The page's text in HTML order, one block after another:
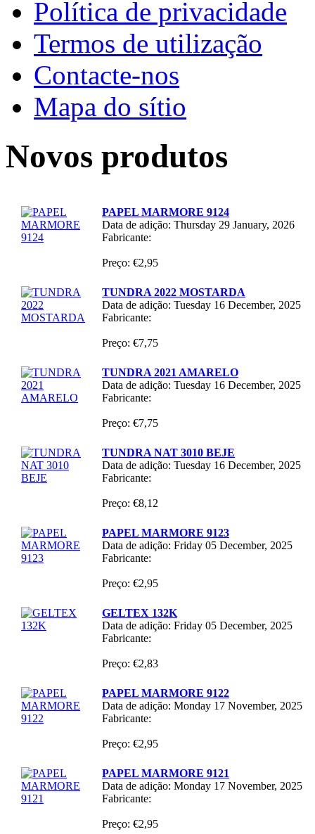
Política de privacidade
Termos de utilização
Contacte-nos
Mapa do sítio
Novos produtos
PAPEL MARMORE 9124
Data de adição: Thursday 29 January, 2026
Fabricante:
Preço: €2,95
TUNDRA 2022 MOSTARDA
Data de adição: Tuesday 16 December, 2025
Fabricante:
Preço: €7,75
TUNDRA 2021 AMARELO
Data de adição: Tuesday 16 December, 2025
Fabricante:
Preço: €7,75
TUNDRA NAT 3010 BEJE
Data de adição: Tuesday 16 December, 2025
Fabricante:
Preço: €8,12
PAPEL MARMORE 9123
Data de adição: Friday 05 December, 2025
Fabricante:
Preço: €2,95
GELTEX 132K
Data de adição: Friday 05 December, 2025
Fabricante:
Preço: €2,83
PAPEL MARMORE 9122
Data de adição: Monday 17 November, 2025
Fabricante:
Preço: €2,95
PAPEL MARMORE 9121
Data de adição: Monday 17 November, 2025
Fabricante:
Preço: €2,95